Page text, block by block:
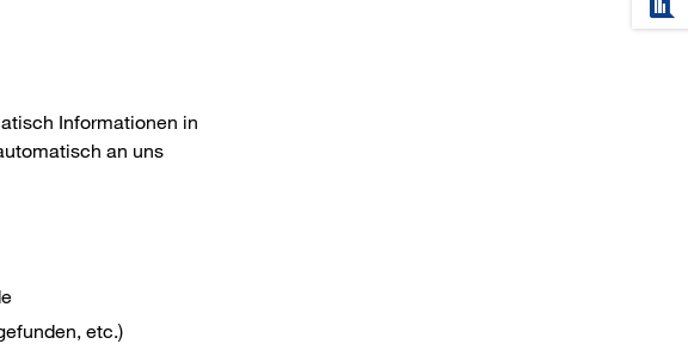
Informationen in
an uns
etc.)